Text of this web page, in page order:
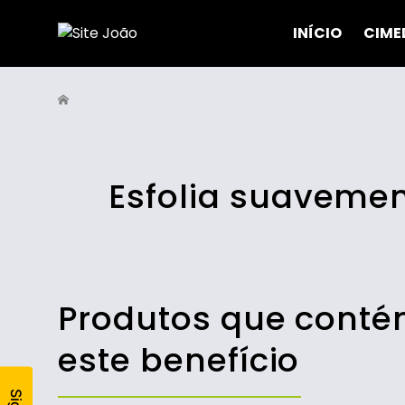
INÍCIO
Esfolia
Produtos que
este benefício